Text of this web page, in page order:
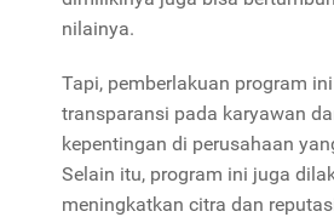
nilainya.
Tapi, pemberlakuan program
transparansi pada karyawan
kepentingan di perusahaan
Selain itu, program ini juga
meningkatkan citra dan